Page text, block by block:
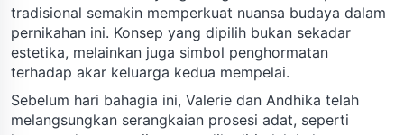
tradisional semakin memperkuat nuansa budaya dalam
pernikahan ini. Konsep yang dipilih bukan sekadar
estetika, melainkan juga simbol penghormatan
terhadap akar keluarga kedua mempelai.
Sebelum hari bahagia ini, Valerie dan Andhika telah
melangsungkan serangkaian prosesi adat, seperti